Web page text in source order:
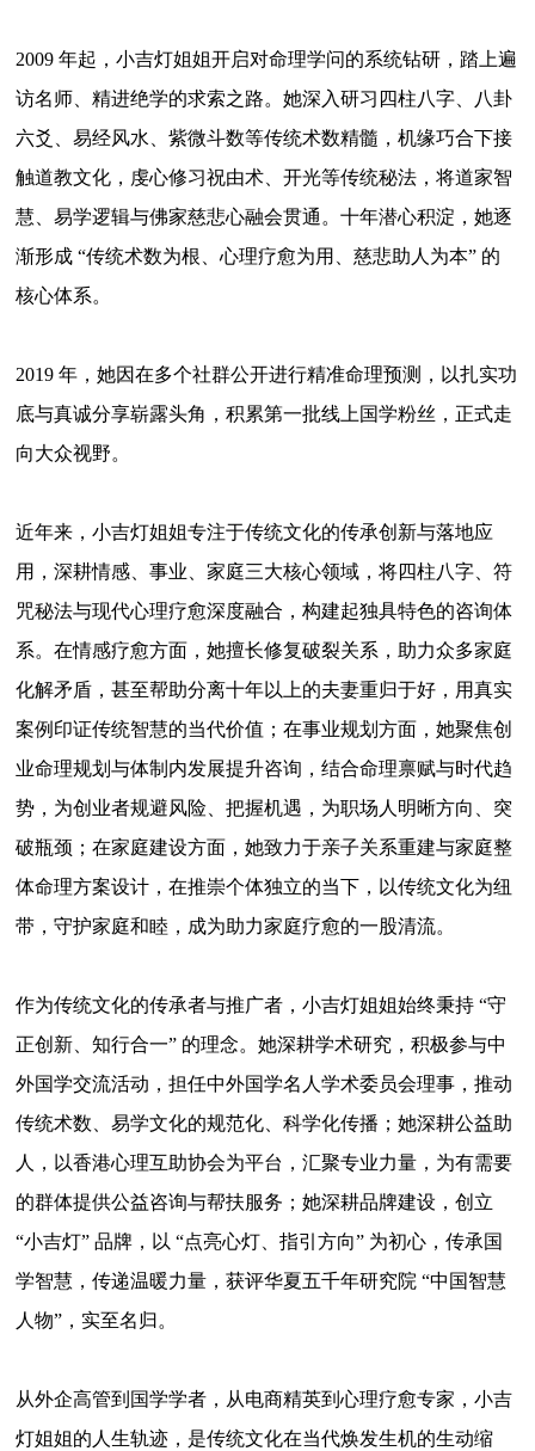
2009年起，小吉灯姐姐开启对命理学问的系统钻研，踏上遍
访名师、精进绝学的求索之路。她深入研习四柱八字、八卦
六爻、易经风水、紫微斗数等传统术数精髓，机缘巧合下接
触道教文化，虔心修习祝由术、开光等传统秘法，将道家智
慧、易学逻辑与佛家慈悲心融会贯通。十年潜心积淀，她逐
渐形成 “传统术数为根、心理疗愈为用、慈悲助人为本” 的
核心体系。
2019年，她因在多个社群公开进行精准命理预测，以扎实功
底与真诚分享崭露头角，积累第一批线上国学粉丝，正式走
向大众视野。
近年来，小吉灯姐姐专注于传统文化的传承创新与落地应
用，深耕情感、事业、家庭三大核心领域，将四柱八字、符
咒秘法与现代心理疗愈深度融合，构建起独具特色的咨询体
系。在情感疗愈方面，她擅长修复破裂关系，助力众多家庭
化解矛盾，甚至帮助分离十年以上的夫妻重归于好，用真实
案例印证传统智慧的当代价值；在事业规划方面，她聚焦创
业命理规划与体制内发展提升咨询，结合命理禀赋与时代趋
势，为创业者规避风险、把握机遇，为职场人明晰方向、突
破瓶颈；在家庭建设方面，她致力于亲子关系重建与家庭整
体命理方案设计，在推崇个体独立的当下，以传统文化为纽
带，守护家庭和睦，成为助力家庭疗愈的一股清流。
作为传统文化的传承者与推广者，小吉灯姐姐始终秉持 “守
正创新、知行合一” 的理念。她深耕学术研究，积极参与中
外国学交流活动，担任中外国学名人学术委员会理事，推动
传统术数、易学文化的规范化、科学化传播；她深耕公益助
人，以香港心理互助协会为平台，汇聚专业力量，为有需要
的群体提供公益咨询与帮扶服务；她深耕品牌建设，创立
“小吉灯” 品牌，以 “点亮心灯、指引方向” 为初心，传承国
学智慧，传递温暖力量，获评华夏五千年研究院 “中国智慧
人物”，实至名归。
从外企高管到国学学者，从电商精英到心理疗愈专家，小吉
灯姐姐的人生轨迹，是传统文化在当代焕发生机的生动缩